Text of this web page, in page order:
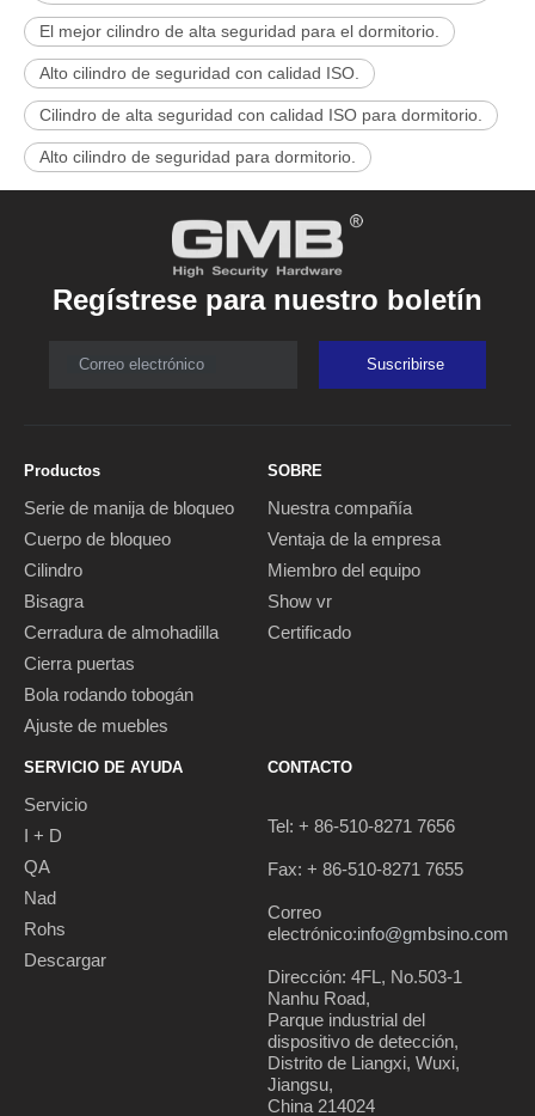
El mejor cilindro de alta seguridad para el dormitorio.
Alto cilindro de seguridad con calidad ISO.
Cilindro de alta seguridad con calidad ISO para dormitorio.
Alto cilindro de seguridad para dormitorio.
Regístrese para nuestro boletín
Correo electrónico Suscribirse
Productos
Serie de manija de bloqueo
Cuerpo de bloqueo
Cilindro
Bisagra
Cerradura de almohadilla
Cierra puertas
Bola rodando tobogán
Ajuste de muebles
SOBRE
Nuestra compañía
Ventaja de la empresa
Miembro del equipo
Show vr
Certificado
SERVICIO DE AYUDA
Servicio
I + D
QA
Nad
Rohs
Descargar
CONTACTO
Tel: + 86-510-8271 7656
Fax: + 86-510-8271 7655
Correo
electrónico:info@gmbsino.com
Dirección: 4FL, No.503-1
Nanhu Road,
Parque industrial del
dispositivo de detección,
Distrito de Liangxi, Wuxi,
Jiangsu,
China 214024